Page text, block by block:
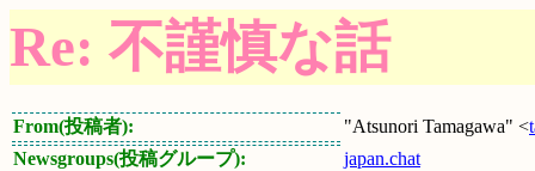
Re: 不謹慎な話
From(投稿者): "Atsunori Tamagawa" <
Newsgroups(投稿グループ):
japan.chat